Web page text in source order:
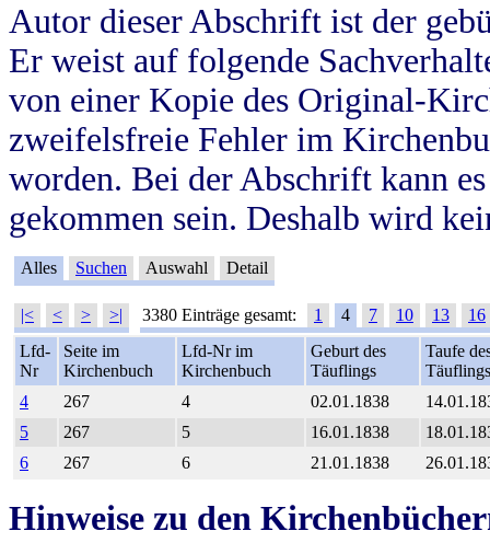
Autor dieser Abschrift ist der
Er weist auf folgende
von einer Kopie des Original-
zweifelsfreie Fehler im
worden. Bei der Abschrift kann
gekommen sein. Deshalb wird
Alles Suchen Auswahl Detail
|< < > >| 3380 Einträge gesamt: 1 4 7 10 13
16
Lfd-
Nr
Seite im
Kirchenbuch
Lfd-Nr im
Kirchenbuch
Geburt des
Täuflings
Taufe
Täuflings
4
267 4 02.01.1838
5
267 5 16.01.1838
6
267 6 21.01.1838
Hinweise zu den